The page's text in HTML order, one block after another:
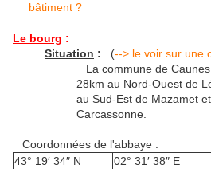
Le bourg :
Situation : (--> le voir sur une
La commune de
28km au Nord-Ouest de
au Sud-Est de Mazamet
Carcassonne.
Coordonnées de l'abbaye :
43° 19′ 34″ N
02° 31′ 38″ E